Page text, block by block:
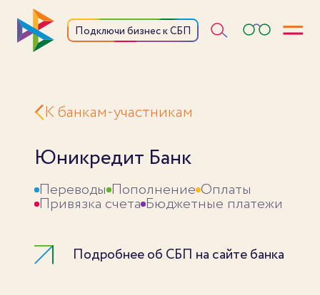
Подключи бизнес к СБП
К банкам-участникам
Юникредит Банк
Переводы Пополнение Оплаты
Привязка счета Бюджетные платежи
Подробнее об СБП на сайте банка